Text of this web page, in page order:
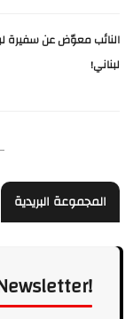
النائب معوّض عن سفيرة
لبناني!
المجموعة البريدية